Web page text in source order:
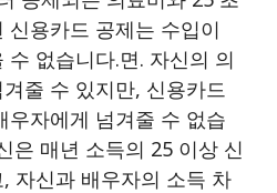
신용카드 공제는 수입이
없습니다.면. 자신의 의
줄 수 있지만, 신용카드
우자에게 넘겨줄 수 없습
은 매년 소득의 25 이상 신
자신과 배우자의 소득 차